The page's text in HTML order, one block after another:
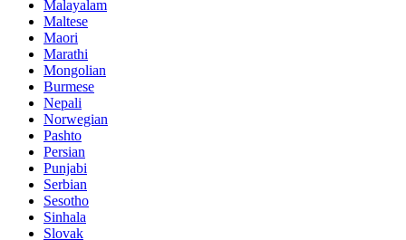
Malayalam
Maltese
Maori
Marathi
Mongolian
Burmese
Nepali
Norwegian
Pashto
Persian
Punjabi
Serbian
Sesotho
Sinhala
Slovak